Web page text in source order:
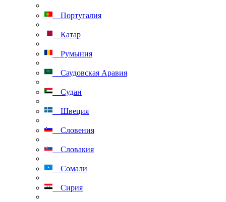
Португалия
Катар
Румыния
Саудовская Аравия
Судан
Швеция
Словения
Словакия
Сомали
Сирия